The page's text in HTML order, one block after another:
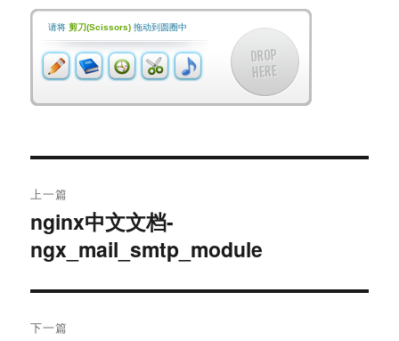
请将剪刀(Scissors) 拖动到圆圈中
章
导
航
上一篇
上
篇
章：
nginx中文文档-
ngx_mail_smtp_module
下一篇